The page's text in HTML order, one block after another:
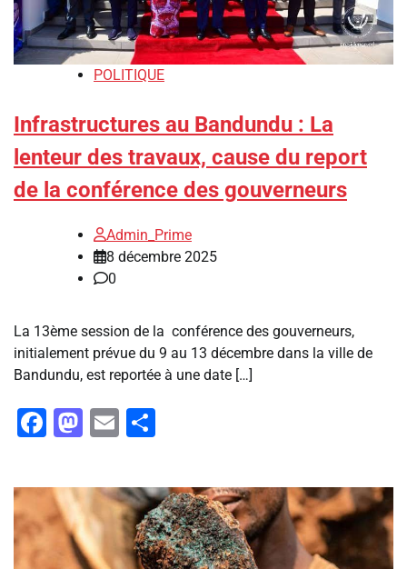
POLITIQUE
Infrastructures au Bandundu : La
lenteur des travaux, cause du report
de la conférence des gouverneurs
Admin_Prime
8 décembre 2025
0
La 13ème session de la conférence des gouverneurs,
initialement prévue du 9 au 13 décembre dans la ville de
Bandundu, est reportée à une date […]
Facebook
Mastodon
Email